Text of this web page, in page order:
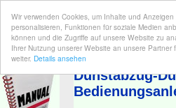
Wir verwenden Cookies, um Inhalte und Anzeigen
personalisieren, Funktionen für soziale Medien
können und die Zugriffe auf unsere Website zu
Ihrer Nutzung unserer Website an unsere
weiter. Details ansehen
BEDIENUNGSANLEITUNG | Hier finden
Dunstabzug-